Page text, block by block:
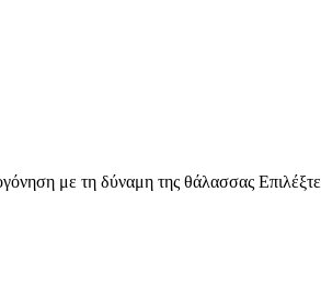
με τη δύναμη της θάλασσας